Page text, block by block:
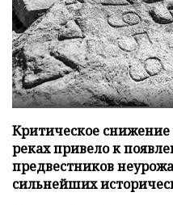
Критическое
реках привело к
предвестников
сильнейших